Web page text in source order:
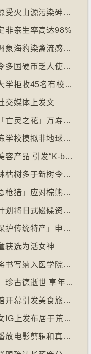
【十万八千里】阿根廷北部水源受火山源污染砷含量超标
非亲生率高达98%
【十万八千里】南极海豹及澳洲象海豹染禽流感病毒恐扩散
【十万八千里】电子支付普及令多国硬币乏人使用甚至停产
【十万八千里】韩国六所顶尖大学拒收45名有校园暴力纪录者入学
交媒体上发文
【十万八千里】墨西哥亡灵节「亡灵之花」万寿菊失收
【十万八千里】瑞士太空人训练学校模拟非地球生活
【十万八千里】各国生产韩式美容产品 引发“K-beauty”定义讨论
【十万八千里】昆士兰热带雨林枯树多于新树令二氧化碳释出量多于吸收量
【十万八千里】日本允许「紧急枪猎」应对棕熊袭击人类事件急增
【十万八千里】剑桥大学启动计划将旧式磁碟资料存档
【十万八千里】土耳其撒回「保护传统特产」申请德国烤肉多样性获保护
获选为活女神
【十万八千里】印度法院要求将书写纳入医学院课程
【十万八千里】「黑猩猩之母」珍古德逝世 享年91岁
【十万八千里】巴黎芝士博物馆开幕引发美食旅游热潮
【十万八千里】三名奥地利修女IG上发布居于荒废修道院情况结果广受欢迎
【十万八千里】加州生物学家播放电影剪辑和真人声音驱狼